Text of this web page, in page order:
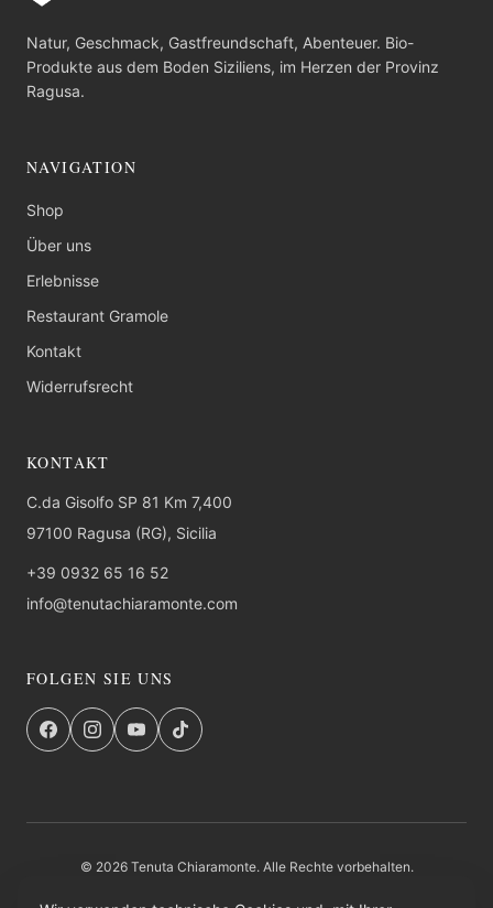
Natur, Geschmack, Gastfreundschaft, Abenteuer. Bio-
Produkte aus dem Boden Siziliens, im Herzen der Provinz
Ragusa.
NAVIGATION
Shop
Über uns
Erlebnisse
Restaurant Gramole
Kontakt
Widerrufsrecht
KONTAKT
C.da Gisolfo SP 81 Km 7,400
97100 Ragusa (RG), Sicilia
+39 0932 65 16 52
info@tenutachiaramonte.com
FOLGEN SIE UNS
© 2026 Tenuta Chiaramonte. Alle Rechte vorbehalten.